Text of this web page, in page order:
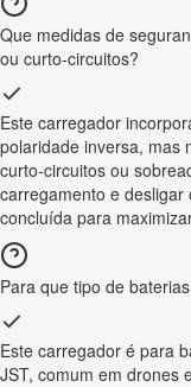
Que medidas de
ou curto-circuitos?
Este carregador
polaridade inversa, mas
curto-circuitos ou
carregamento e
concluída para
Para que tipo de
Este carregador é para
JST, comum em drones